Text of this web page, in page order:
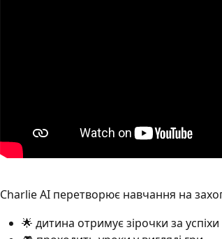
Charlie AI перетворює навчання на
🌟 дитина отримує зірочки за успіхи